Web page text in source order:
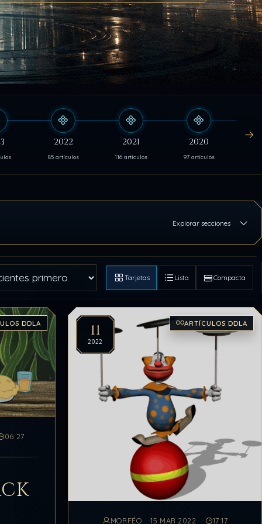
2022
85 artículos
2021
116 artículos
2020
97 artículos
Explorar secciones
Tarjetas Lista Compacta
DDLA
06:27
11
2022
ARTÍCULOS DDLA
MORFÉO 15 MAR 2022 17:17